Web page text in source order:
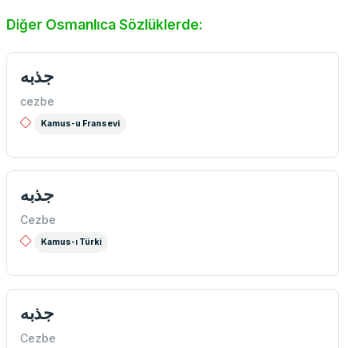
Diğer Osmanlıca Sözlüklerde:
جذبه
cezbe
Kamus-u Fransevi
جذبه
Cezbe
Kamus-ı Türki
جذبه
Cezbe